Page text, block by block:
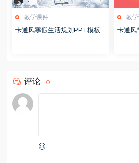
教学课件
卡通风寒假生活规划PPT模板2
教学
卡通风
评论 0